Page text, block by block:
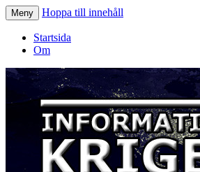
Informationskriget.se
Meny Hoppa till innehåll
Startsida
Om